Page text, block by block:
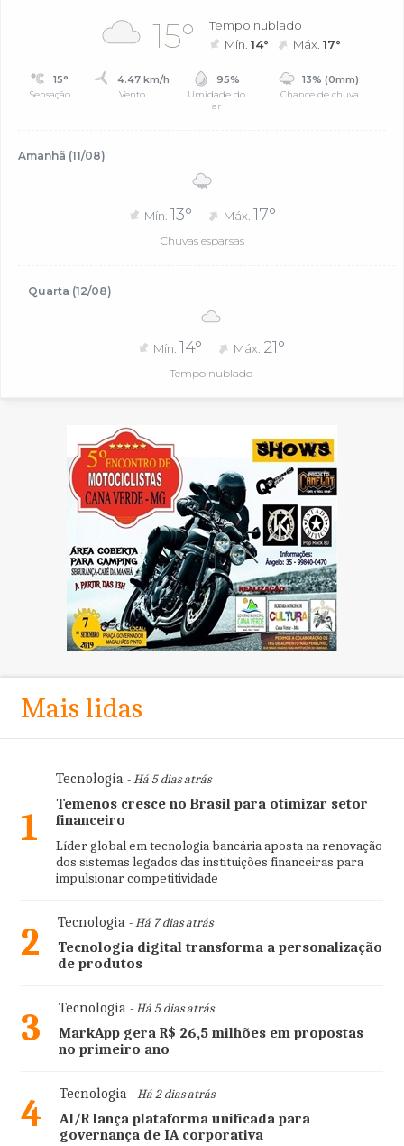
15°
Tempo nublado
Mín.14° Máx.17°
15°
Sensação
4.47 km/h
Vento
95%
Umidade do
ar
13% (0mm)
Chance de chuva
Amanhã (11/08)
Mín. 13° Máx. 17°
Chuvas esparsas
Quarta (12/08)
Mín. 14° Máx. 21°
Tempo nublado
Mais lidas
1
Tecnologia- Há 5 dias atrás
Temenos cresce no Brasil para otimizar setor
financeiro
Líder global em tecnologia bancária aposta na renovação
dos sistemas legados das instituições financeiras para
impulsionar competitividade
2 Tecnologia- Há 7 dias atrás
Tecnologia digital transforma a personalização
de produtos
3 Tecnologia- Há 5 dias atrás
MarkApp gera R$ 26,5 milhões em propostas
no primeiro ano
4 Tecnologia- Há 2 dias atrás
AI/R lança plataforma unificada para
governança de IA corporativa